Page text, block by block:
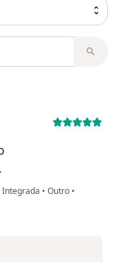
Integrada • Outro •